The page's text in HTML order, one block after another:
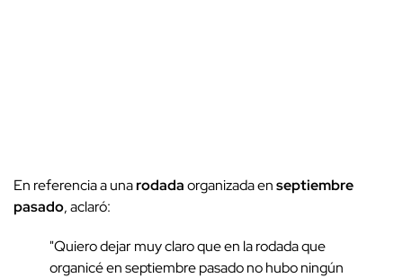
En referencia a unarodadaorganizada enseptiembre
pasado, aclaró:
"Quiero dejar muy claro que en la rodada que
organicé en septiembre pasado no hubo ningún